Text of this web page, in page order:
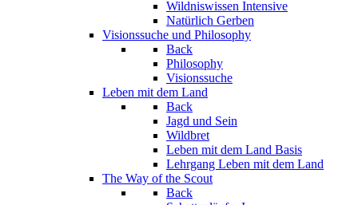
Wildniswissen Intensive
Natürlich Gerben
Visionssuche und Philosophy
Back
Philosophy
Visionssuche
Leben mit dem Land
Back
Jagd und Sein
Wildbret
Leben mit dem Land Basis
Lehrgang Leben mit dem Land
The Way of the Scout
Back